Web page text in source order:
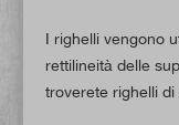
I righelli vengono
rettilineità delle
troverete righelli